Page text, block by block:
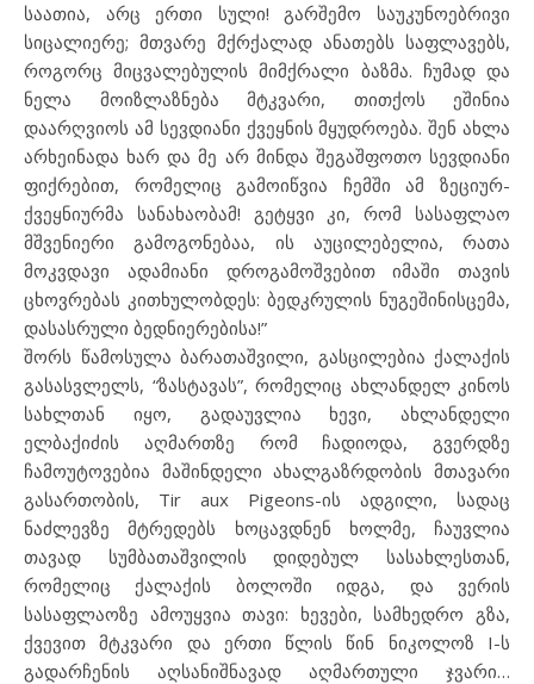
საათია, არც ერთი სული! გარშემო საუკუნოებრივი
სიცალიერე; მთვარე მქრქალად ანათებს საფლავებს,
როგორც მიცვალებულის მიმქრალი ბაზმა. ჩუმად და
ნელა მოიზლაზნება მტკვარი, თითქოს ეშინია
დაარღვიოს ამ სევდიანი ქვეყნის მყუდროება. შენ ახლა
არხეინადა ხარ და მე არ მინდა შეგაშფოთო სევდიანი
ფიქრებით, რომელიც გამოიწვია ჩემში ამ ზეციურ-
ქვეყნიურმა სანახაობამ! გეტყვი კი, რომ სასაფლაო
მშვენიერი გამოგონებაა, ის აუცილებელია, რათა
მოკვდავი ადამიანი დროგამოშვებით იმაში თავის
ცხოვრებას კითხულობდეს: ბედკრულის ნუგეშინისცემა,
დასასრული ბედნიერებისა!”
შორს წამოსულა ბარათაშვილი, გასცილებია ქალაქის
გასასვლელს, “ზასტავას”, რომელიც ახლანდელ კინოს
სახლთან იყო, გადაუვლია ხევი, ახლანდელი
ელბაქიძის აღმართზე რომ ჩადიოდა, გვერდზე
ჩამოუტოვებია მაშინდელი ახალგაზრდობის მთავარი
გასართობის, Tir aux Pigeons-ის ადგილი, სადაც
ნაძლევზე მტრედებს ხოცავდნენ ხოლმე, ჩაუვლია
თავად სუმბათაშვილის დიდებულ სასახლესთან,
რომელიც ქალაქის ბოლოში იდგა, და ვერის
სასაფლაოზე ამოუყვია თავი: ხევები, სამხედრო გზა,
ქვევით მტკვარი და ერთი წლის წინ ნიკოლოზ I-ს
გადარჩენის აღსანიშნავად აღმართული ჯვარი…